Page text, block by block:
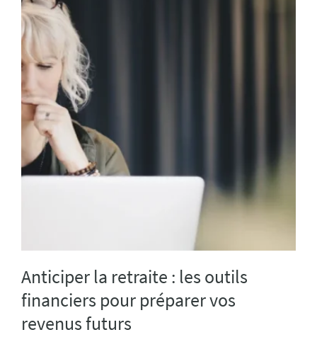
Anticiper la retraite : les outils
financiers pour préparer vos
revenus futurs